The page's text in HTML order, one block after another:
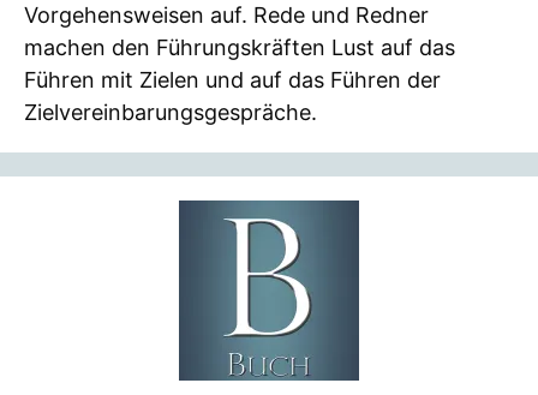
Vorgehensweisen auf. Rede und Redner
machen den Führungskräften Lust auf das
Führen mit Zielen und auf das Führen der
Zielvereinbarungsgespräche.